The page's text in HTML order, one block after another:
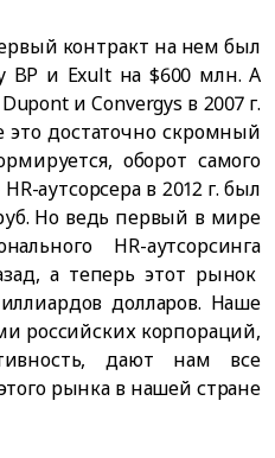
контракт на нем был
BP и Exult на $600 млн. А
и Convergys в 2007 г.
достаточно скромный
оборот самого
аутсорсера в 2012 г. был
Но ведь первый в мире
HR-аутсорсинга
а теперь этот рынок
долларов. Наше
российских корпораций,
дают нам все
рынка в нашей стране